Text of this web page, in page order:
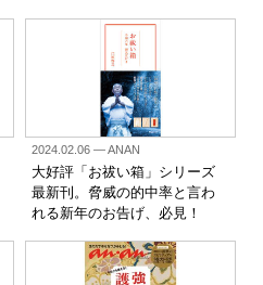
2024.02.06— ANAN
大好評「お祓い箱」シリーズ
最新刊。脅威の的中率と言わ
れる新年のお告げ、必見！